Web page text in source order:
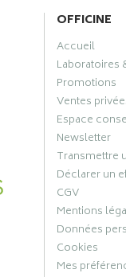
OFFICINE
Accueil
Laboratoires
Promotions
Ventes
Espace
Newsletter
Transmettre
Déclarer un
CGV
Mentions
Données
Cookies
Mes